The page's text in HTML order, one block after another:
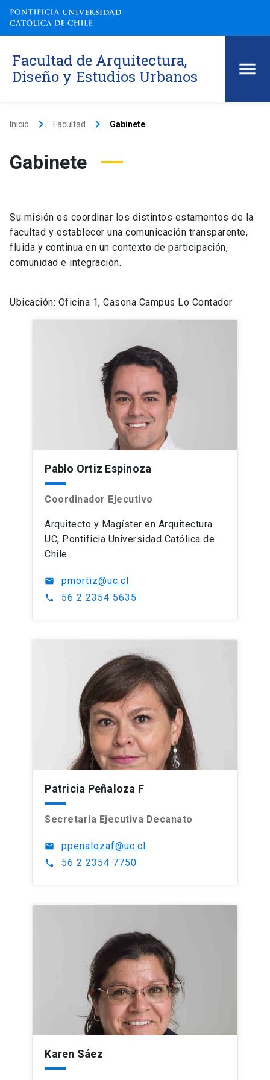
Facultad de Arquitectura,
Diseño y Estudios Urbanos
Inicio keyboard_arrow_right Facultad keyboard_arrow_right Gabinete
Gabinete
Su misión es coordinar los distintos estamentos de la
facultad y establecer una comunicación transparente,
fluida y continua en un contexto de participación,
comunidad e integración.
Ubicación: Oficina 1, Casona Campus Lo Contador
Pablo Ortiz Espinoza
Coordinador Ejecutivo
Arquitecto y Magíster en Arquitectura
UC, Pontificia Universidad Católica de
Chile.
mail pmortiz@uc.cl
phone 56 2 2354 5635
Patricia Peñaloza F
Secretaria Ejecutiva Decanato
mail ppenalozaf@uc.cl
phone 56 2 2354 7750
Karen Sáez